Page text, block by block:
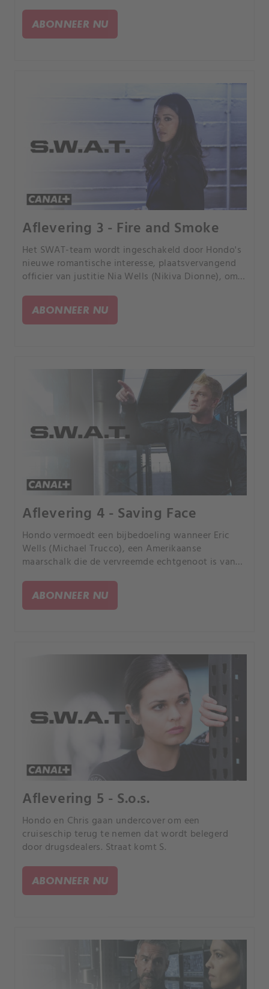
ABONNEER NU
Aflevering 3 - Fire and Smoke
Het SWAT-team wordt ingeschakeld door Hondo's
nieuwe romantische interesse, plaatsvervangend
officier van justitie Nia Wells (Nikiva Dionne), om
omkopingsproces te beschermen, nadat sommigen
van hen het doelwit zijn van de georganiseerde
misdaad tijdens een reeks brandbombardementen.
ABONNEER NU
Aflevering 4 - Saving Face
Hondo vermoedt een bijbedoeling wanneer Eric
Wells (Michael Trucco), een Amerikaanse
maarschalk die de vervreemde echtgenoot is van
officier van justitie Nia Wells (Nikiva Dionne), de
S.W.
ABONNEER NU
Aflevering 5 - S.o.s.
Hondo en Chris gaan undercover om een
cruiseschip terug te nemen dat wordt belegerd
door drugsdealers. Straat komt S.
ABONNEER NU